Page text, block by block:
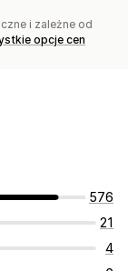
i zależne od
opcje cen
576
21
4